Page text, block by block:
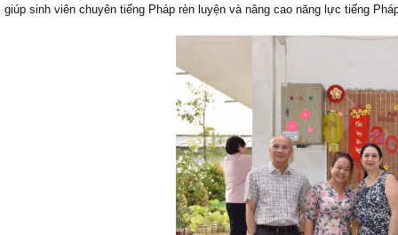
giúp sinh viên chuyên tiếng Pháp rèn luyện và nâng cao năng lực tiếng